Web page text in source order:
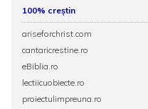
100% creștin
ariseforchrist.com
cantaricrestine.ro
eBiblia.ro
lectiicuobiecte.ro
proiectulimpreuna.ro